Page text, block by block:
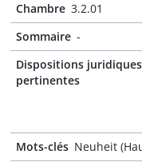
Chambre 3.2.01
Sommaire -
Dispositions juridiques
pertinentes
Mots-clés Neuheit